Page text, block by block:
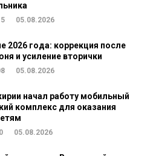
05.08.2026
2026 года: коррекция после
и усиление вторички
05.08.2026
начал работу мобильный
комплекс для оказания
05.08.2026